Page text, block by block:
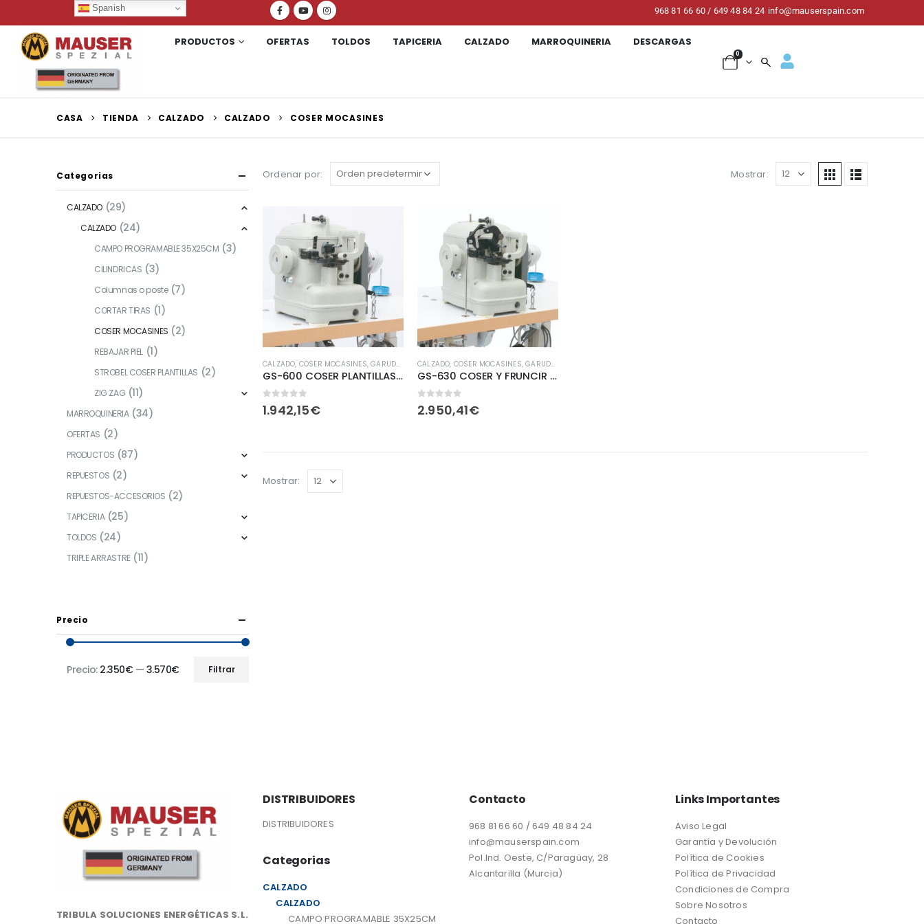
968 81 66 60 / 649 48 84 24 info@mauserspain.com
PRODUCTOS OFERTAS TOLDOS TAPICERIA CALZADO MARROQUINERIA DESCARGAS
0
CASA TIENDA CALZADO CALZADO COSER MOCASINES
Ordenar por: Mostrar:
CALZADO, COSER MOCASINES,GARUDAN PRODUCTOS ,STROBEL COSER PLANTILLAS
GS-600 COSER PLANTILLAS DE CALZADO
fuera de 5
1.942,15€
CALZADO, COSER MOCASINES,GARUDAN
GS-630 COSER Y FRUNCIR PLANTILLAS DE CALZADO
fuera de 5
2.950,41€
Mostrar:
Categorias
CALZADO (29)
CALZADO (24)
CAMPO PROGRAMABLE 35X25CM (3)
CILINDRICAS (3)
Columnas o poste (7)
CORTAR TIRAS (1)
COSER MOCASINES (2)
REBAJAR PIEL (1)
STROBEL COSER PLANTILLAS (2)
ZIG ZAG (11)
MARROQUINERIA (34)
OFERTAS (2)
PRODUCTOS (87)
REPUESTOS (2)
REPUESTOS-ACCESORIOS (2)
TAPICERIA (25)
TOLDOS (24)
TRIPLE ARRASTRE (11)
Precio
Filtrar
Precio: 2.350€— 3.570€
TRIBULA SOLUCIONES ENERGÉTICAS S.L.
DISTRIBUIDORES
DISTRIBUIDORES
Categorias
CALZADO
CALZADO
CAMPO PROGRAMABLE 35X25CM
Contacto
968 81 66 60 / 649 48 84 24
info@mauserspain.com
Pol.Ind. Oeste, C/Paragüay, 28
Alcantarilla (Murcia)
Links Importantes
Aviso Legal
Garantía y Devolución
Política de Cookies
Política de Privacidad
Condiciones de Compra
Sobre Nosotros
Contacto
Spanish